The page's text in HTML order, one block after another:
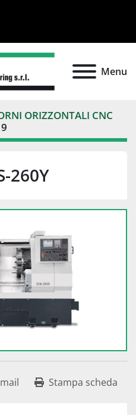
Menu
ORIZZONTALI CNC
260Y
Stampa scheda